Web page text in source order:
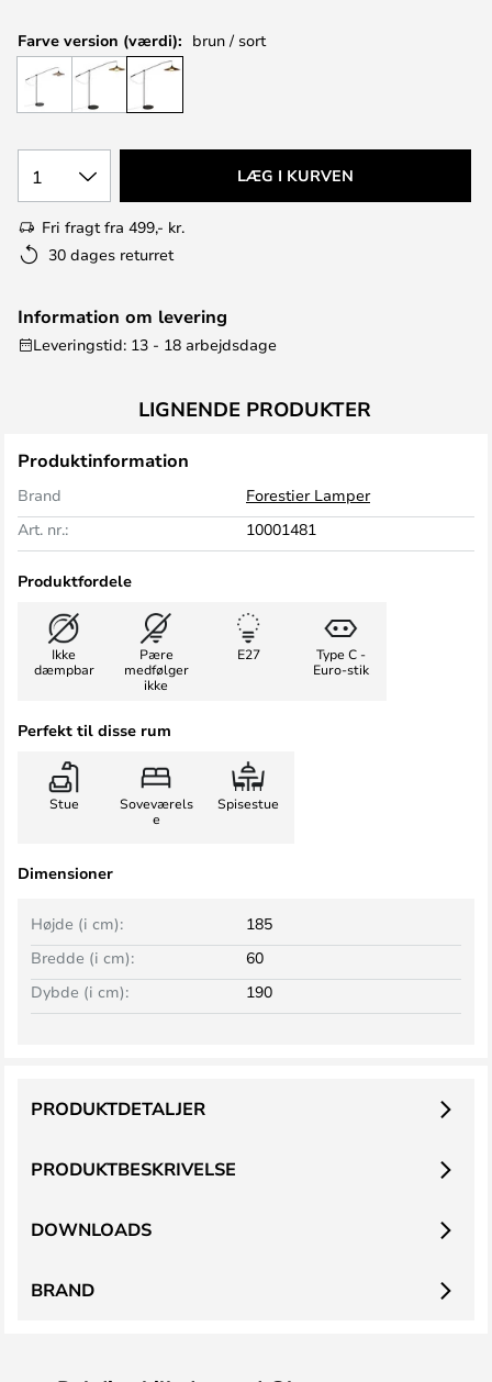
Farve version (værdi): brun / sort
1 LÆG I KURVEN
Fri fragt fra 499,- kr.
30 dages returret
Information om levering
Leveringstid: 13 - 18 arbejdsdage
LIGNENDE PRODUKTER
Produktinformation
Brand
Forestier Lamper
Art. nr.:
10001481
Produktfordele
Ikke
dæmpbar
Pære
medfølger
ikke
E27
Type C -
Euro-stik
Perfekt til disse rum
Stue
Soveværels
e
Spisestue
Dimensioner
Bredde (i cm): 60
Højde (i cm): 185
Dybde (i cm): 190
PRODUKTBESKRIVELSE
PRODUKTDETALJER
DOWNLOADS
BRAND